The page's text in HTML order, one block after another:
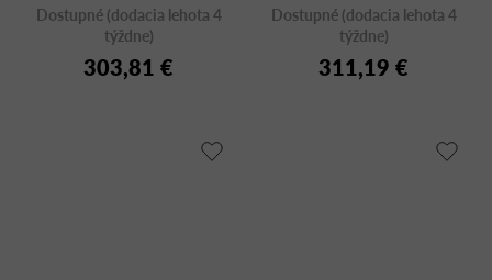
Dostupné (dodacia lehota 4
týždne)
303,81 €
Dostupné (dodacia lehota 4
týždne)
311,19 €